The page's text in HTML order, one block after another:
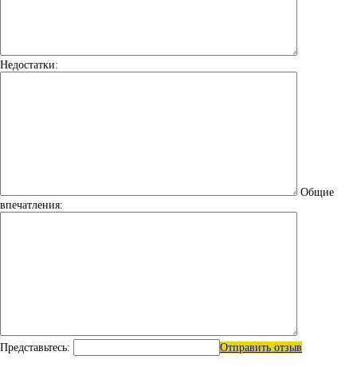
Недостатки:
Общие
впечатления:
Представьтесь: Отправить отзыв